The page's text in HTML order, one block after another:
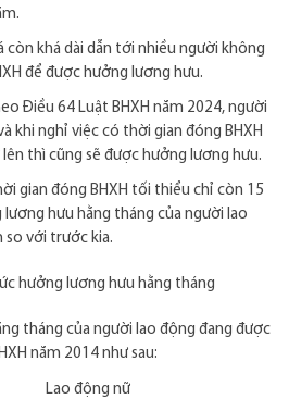
còn khá dài dẫn tới nhiều người không
để được hưởng lương hưu.
Điều 64 Luật BHXH năm 2024, người
khi nghỉ việc có thời gian đóng BHXH
thì cũng sẽ được hưởng lương hưu.
gian đóng BHXH tối thiểu chỉ còn 15
hưu hằng tháng của người lao
so với trước kia.
hưởng lương hưu hằng tháng
tháng của người lao động đang được
năm 2014 như sau:
Lao động nữ